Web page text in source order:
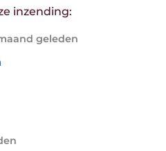
inzending:
geleden